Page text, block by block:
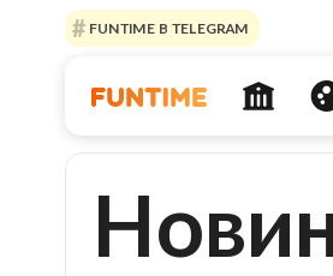
FUNTIME В TELEGRAM